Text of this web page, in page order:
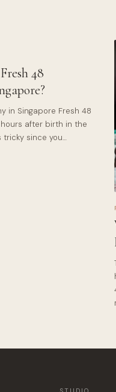
48
in Singapore Fresh 48
after birth in the
since you…